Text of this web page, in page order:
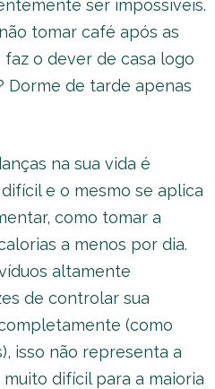
ser impossíveis.
tomar café após as
o dever de casa logo
Dorme de tarde apenas
na sua vida é
e o mesmo se aplica
como tomar a
a menos por dia.
altamente
de controlar sua
(como
isso não representa a
difícil para a maioria